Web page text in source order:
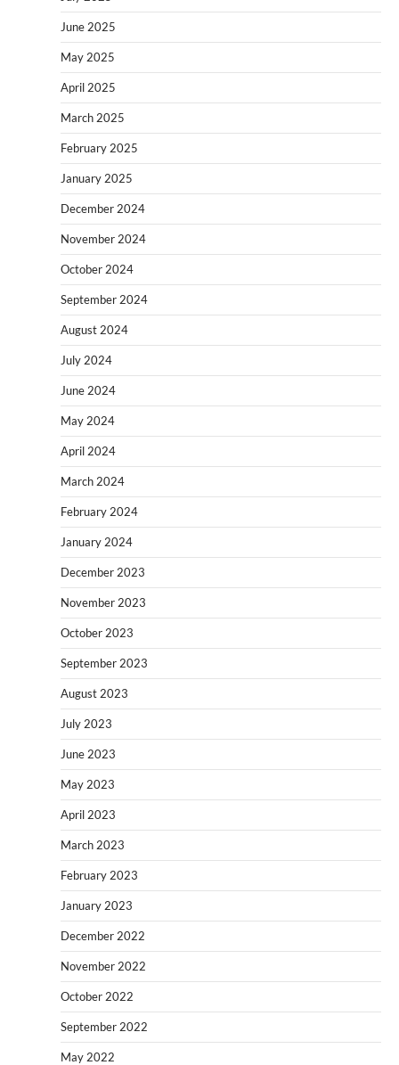
June 2025
May 2025
April 2025
March 2025
February 2025
January 2025
December 2024
November 2024
October 2024
September 2024
August 2024
July 2024
June 2024
May 2024
April 2024
March 2024
February 2024
January 2024
December 2023
November 2023
October 2023
September 2023
August 2023
July 2023
June 2023
May 2023
April 2023
March 2023
February 2023
January 2023
December 2022
November 2022
October 2022
September 2022
May 2022